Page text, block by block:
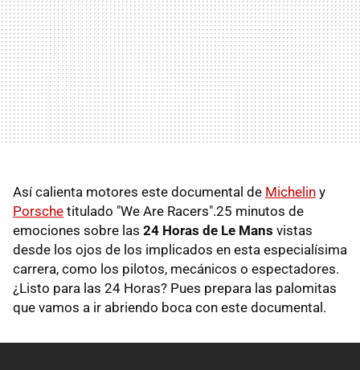
Así calienta motores este documental de Michelin y
Porsche titulado "We Are Racers".25 minutos de
emociones sobre las 24 Horas de Le Mans vistas
desde los ojos de los implicados en esta especialísima
carrera, como los pilotos, mecánicos o espectadores.
¿Listo para las 24 Horas? Pues prepara las palomitas
que vamos a ir abriendo boca con este documental.